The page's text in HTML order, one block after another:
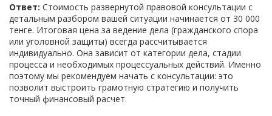
Ответ: Стоимость развернутой правовой консультации с
детальным разбором вашей ситуации начинается от 30 000
тенге. Итоговая цена за ведение дела (гражданского спора
или уголовной защиты) всегда рассчитывается
индивидуально. Она зависит от категории дела, стадии
процесса и необходимых процессуальных действий. Именно
поэтому мы рекомендуем начать с консультации: это
позволит выстроить грамотную стратегию и получить
точный финансовый расчет.